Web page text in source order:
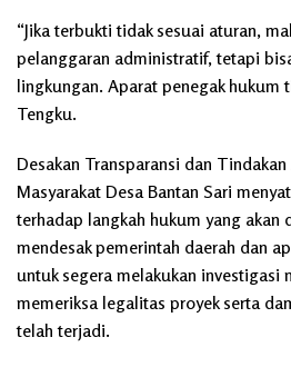
“Jika terbukti tidak sesuai aturan,
pelanggaran administratif, tetapi
lingkungan. Aparat penegak hukum
Tengku.
Desakan Transparansi dan
Masyarakat Desa Bantan Sari
terhadap langkah hukum yang akan
mendesak pemerintah daerah dan
untuk segera melakukan investigasi
memeriksa legalitas proyek serta
telah terjadi.